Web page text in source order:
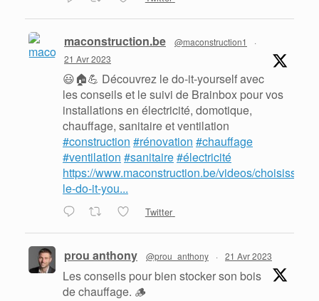
maconstruction.be @maconstruction1
·
21 Avr 2023
😃🏠💪 Découvrez le do-it-yourself avec
les conseils et le suivi de Brainbox pour vos
installations en électricité, domotique,
chauffage, sanitaire et ventilation
#construction #rénovation #chauffage
#ventilation #sanitaire#électricité
https://www.maconstruction.be/videos/choisissez-
le-do-it-you...
Twitter
prou anthony @prou_anthony · 21 Avr 2023
Les conseils pour bien stocker son bois
de chauffage. 🪵